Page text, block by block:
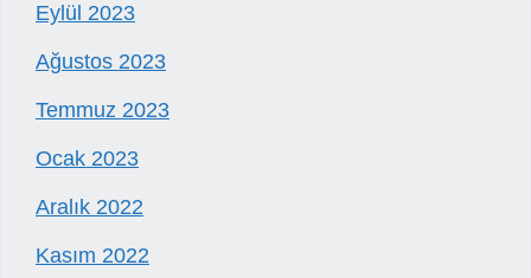
Eylül 2023
Ağustos 2023
Temmuz 2023
Ocak 2023
Aralık 2022
Kasım 2022